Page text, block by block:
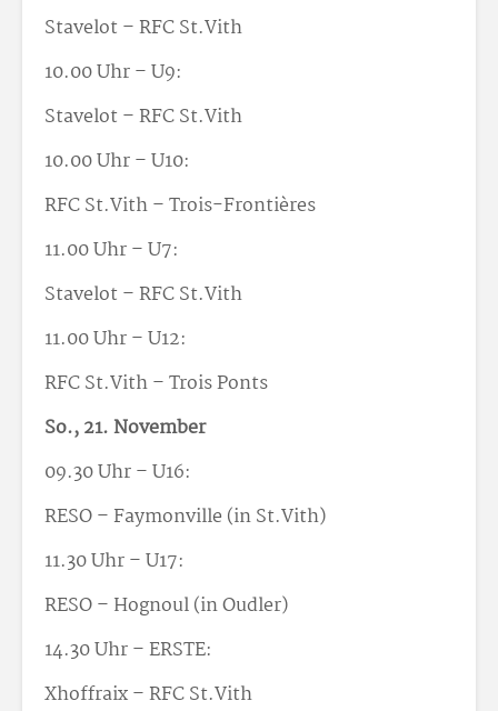
Stavelot – RFC St.Vith
10.00 Uhr – U9:
Stavelot – RFC St.Vith
10.00 Uhr – U10:
RFC St.Vith – Trois-Frontières
11.00 Uhr – U7:
Stavelot – RFC St.Vith
11.00 Uhr – U12:
RFC St.Vith – Trois Ponts
So., 21. November
09.30 Uhr – U16:
RESO – Faymonville (in St.Vith)
11.30 Uhr – U17:
RESO – Hognoul (in Oudler)
14.30 Uhr – ERSTE:
Xhoffraix – RFC St.Vith